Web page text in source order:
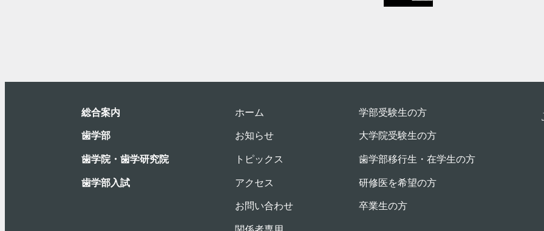
総合案内
⻭学部
歯学院・⻭学研究院
歯学部入試
ホーム
お知らせ
トピックス
アクセス
お問い合わせ
学部受験⽣の⽅
大学院受験生の方
歯学部移行生・在学⽣の⽅
研修医を希望の方
卒業生の方